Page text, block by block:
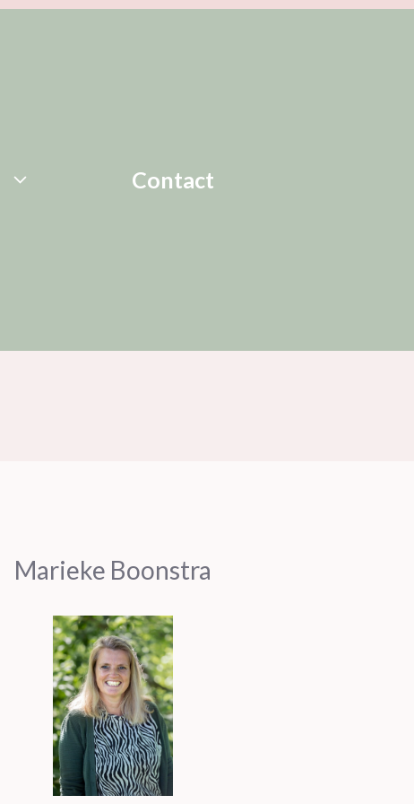
Contact
Marieke Boonstra